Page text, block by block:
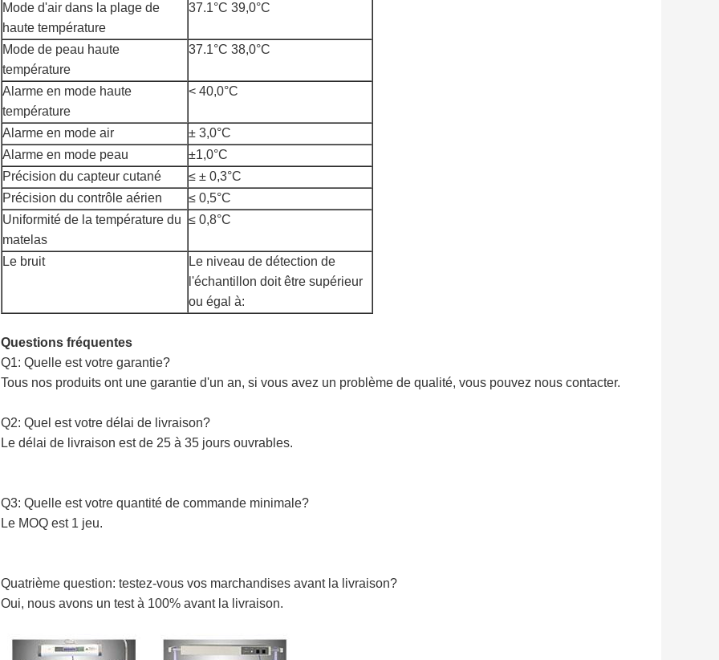
Mode d'air dans la plage de
haute température
37.1°C 39,0°C
Mode de peau haute
température
37.1°C 38,0°C
Alarme en mode haute
température
< 40,0°C
Alarme en mode air
± 3,0°C
Alarme en mode peau
±1,0°C
Précision du capteur cutané
≤ ± 0,3°C
Précision du contrôle aérien
≤ 0,5°C
Uniformité de la température du
matelas
≤ 0,8°C
Le bruit
Le niveau de détection de
l'échantillon doit être supérieur
ou égal à:
Questions fréquentes
Q1: Quelle est votre garantie?
Tous nos produits ont une garantie d'un an, si vous avez un problème de qualité, vous pouvez nous contacter.
Q2: Quel est votre délai de livraison?
Le délai de livraison est de 25 à 35 jours ouvrables.
Q3: Quelle est votre quantité de commande minimale?
Le MOQ est 1 jeu.
Quatrième question: testez-vous vos marchandises avant la livraison?
Oui, nous avons un test à 100% avant la livraison.